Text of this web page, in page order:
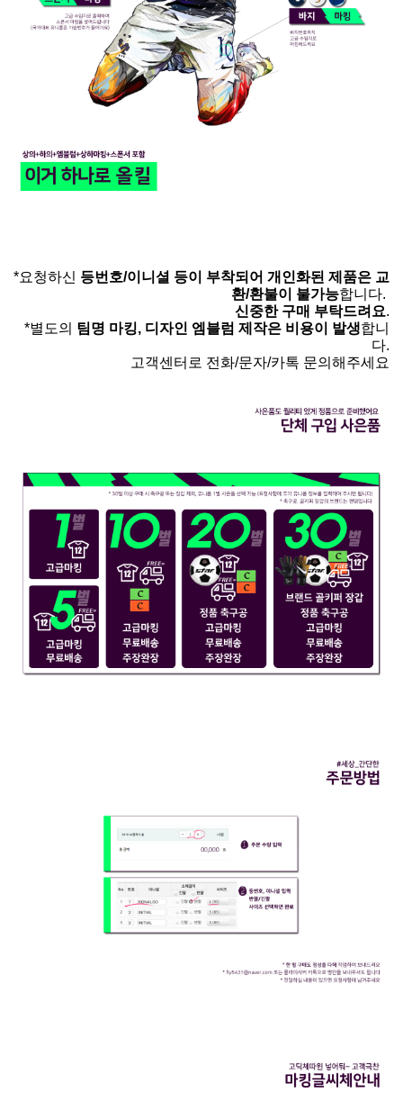
*요청하신 등번호/이니셜 등이 부착되어 개인화된 제품은 교
환/환불이 불가능합니다.
신중한 구매 부탁드려요.
*별도의 팀명 마킹, 디자인 엠블럼 제작은 비용이 발생합니
다.
고객센터로 전화/문자/카톡 문의해주세요